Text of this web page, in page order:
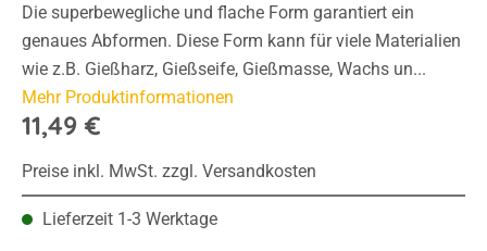
Die superbewegliche und flache Form garantiert ein
genaues Abformen. Diese Form kann für viele Materialien
wie z.B. Gießharz, Gießseife, Gießmasse, Wachs un...
Mehr Produktinformationen
11,49 €
Preise inkl. MwSt. zzgl. Versandkosten
Lieferzeit 1-3 Werktage